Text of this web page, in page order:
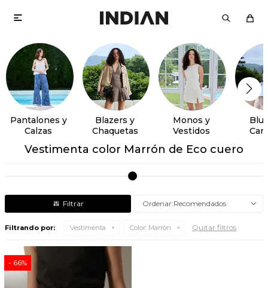

Pantalones y
Calzas
Blazers y
Chaquetas
Monos y
Vestidos
Vestimenta color Marrón de Eco cuero
Recomendados
Filtrando por: Vestimenta Color: Marrón Quitar filtros
66